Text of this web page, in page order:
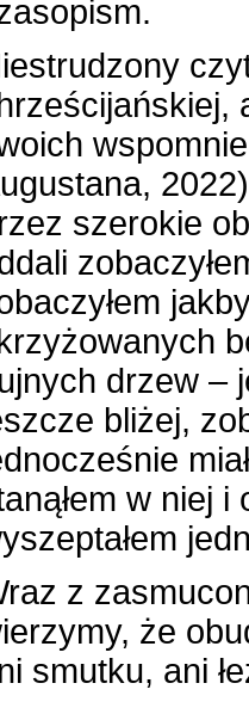
szerokie
drzew –
bliżej,
w niej
z
że
smutku, ani